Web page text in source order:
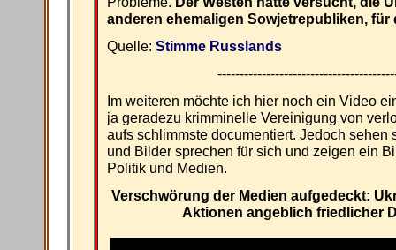
anderen ehemaligen Sowjetrepubliken, für
Quelle: Stimme Russlands
Im weiteren möchte ich hier noch ein Video
ja geradezu krimminelle Vereinigung von
aufs schlimmste documentiert. Jedoch sehen
und Bilder sprechen für sich und zeigen ein
Politik und Medien.
Verschwörung der Medien aufgedeckt:
Aktionen angeblich friedlicher